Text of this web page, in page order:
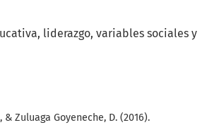
liderazgo variables sociales y
& Zuluaga Goyeneche, D. (2016).